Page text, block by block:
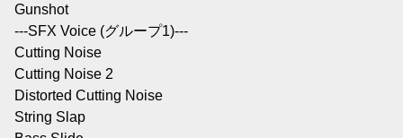
Gunshot
---SFX Voice (グループ1)---
Cutting Noise
Cutting Noise 2
Distorted Cutting Noise
String Slap